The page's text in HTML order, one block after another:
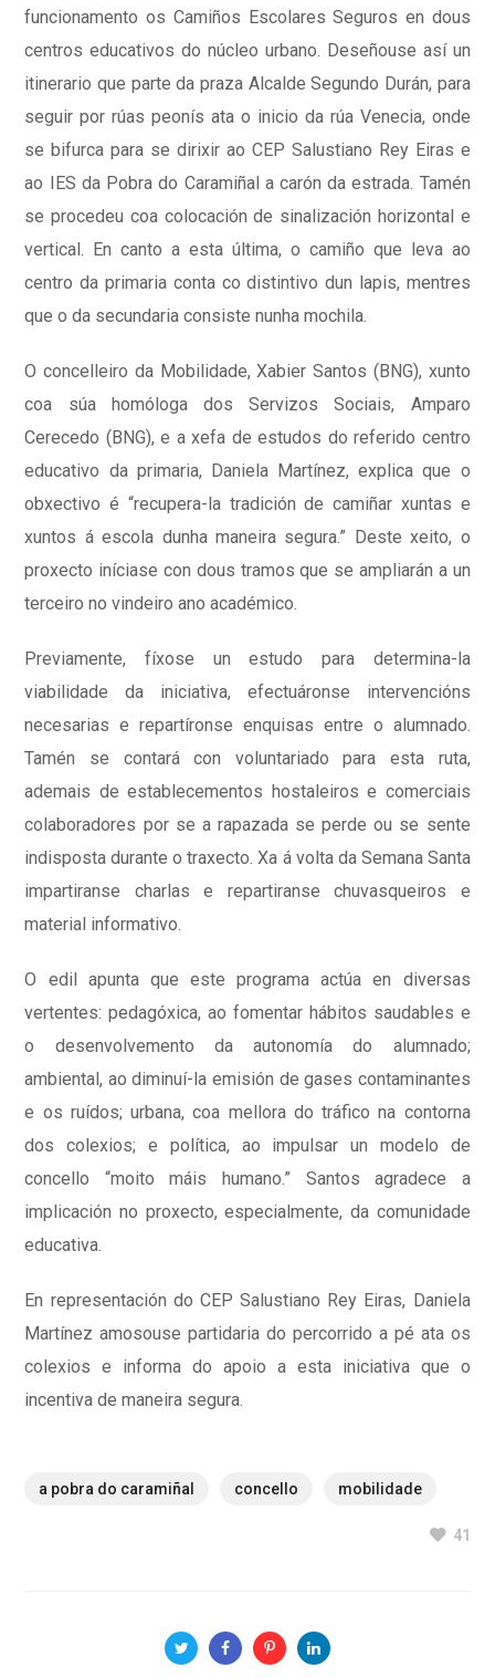
funcionamento os Camiños Escolares Seguros en dous
centros educativos do núcleo urbano. Deseñouse así un
itinerario que parte da praza Alcalde Segundo Durán, para
seguir por rúas peonís ata o inicio da rúa Venecia, onde
se bifurca para se dirixir ao CEP Salustiano Rey Eiras e
ao IES da Pobra do Caramiñal a carón da estrada. Tamén
se procedeu coa colocación de sinalización horizontal e
vertical. En canto a esta última, o camiño que leva ao
centro da primaria conta co distintivo dun lapis, mentres
que o da secundaria consiste nunha mochila.
O concelleiro da Mobilidade, Xabier Santos (BNG), xunto
coa súa homóloga dos Servizos Sociais, Amparo
Cerecedo (BNG), e a xefa de estudos do referido centro
educativo da primaria, Daniela Martínez, explica que o
obxectivo é “recupera-la tradición de camiñar xuntas e
xuntos á escola dunha maneira segura.” Deste xeito, o
proxecto iníciase con dous tramos que se ampliarán a un
terceiro no vindeiro ano académico.
Previamente, fíxose un estudo para determina-la
viabilidade da iniciativa, efectuáronse intervencións
necesarias e repartíronse enquisas entre o alumnado.
Tamén se contará con voluntariado para esta ruta,
ademais de establecementos hostaleiros e comerciais
colaboradores por se a rapazada se perde ou se sente
indisposta durante o traxecto. Xa á volta da Semana Santa
impartiranse charlas e repartiranse chuvasqueiros e
material informativo.
O edil apunta que este programa actúa en diversas
vertentes: pedagóxica, ao fomentar hábitos saudables e
o desenvolvemento da autonomía do alumnado;
ambiental, ao diminuí-la emisión de gases contaminantes
e os ruídos; urbana, coa mellora do tráfico na contorna
dos colexios; e política, ao impulsar un modelo de
concello “moito máis humano.” Santos agradece a
implicación no proxecto, especialmente, da comunidade
educativa.
En representación do CEP Salustiano Rey Eiras, Daniela
Martínez amosouse partidaria do percorrido a pé ata os
colexios e informa do apoio a esta iniciativa que o
incentiva de maneira segura.
a pobra do caramiñal concello mobilidade
41